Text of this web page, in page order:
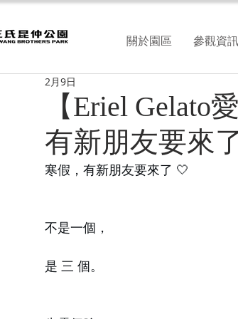
關於園區 參觀資訊
【Eriel Gelato
有新朋友要來
2月9日
寒假，有新朋友要來了 🤍
不是一個，
是 三 個。